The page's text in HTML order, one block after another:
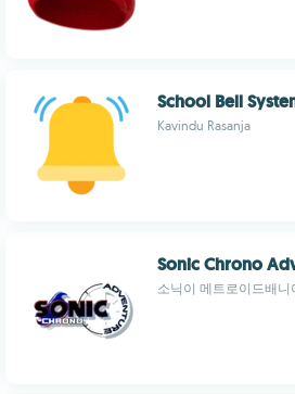
School Bell
Kavindu Rasanja
Sonic Chrono
소닉이 메트로이드배니